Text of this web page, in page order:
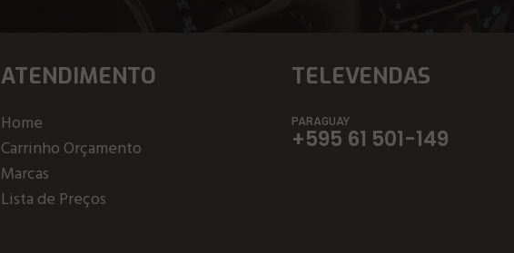
ATENDIMENTO
Home
Carrinho Orçamento
Marcas
Lista de Preços
TELEVENDAS
PARAGUAY
+595 61 501-149